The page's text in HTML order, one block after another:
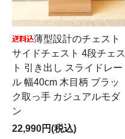
薄型設計のチェスト
サイドチェスト 4段チェス
ト 引き出し スライドレー
ル 幅40cm 木目柄 ブラッ
ク取っ手 カジュアルモダ
ン
22,990円(税込)